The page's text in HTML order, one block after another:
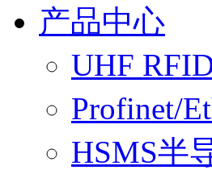
产品中心
UHF
Profinet/
HSMS半